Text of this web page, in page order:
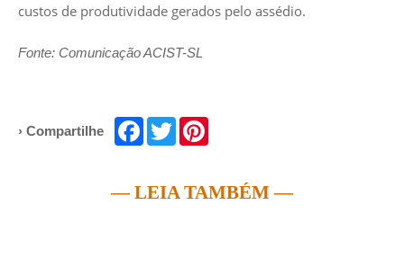
custos de produtividade gerados pelo assédio.
Fonte: Comunicação ACIST-SL
› Compartilhe Facebook
Twitter
— LEIA TAMBÉM —